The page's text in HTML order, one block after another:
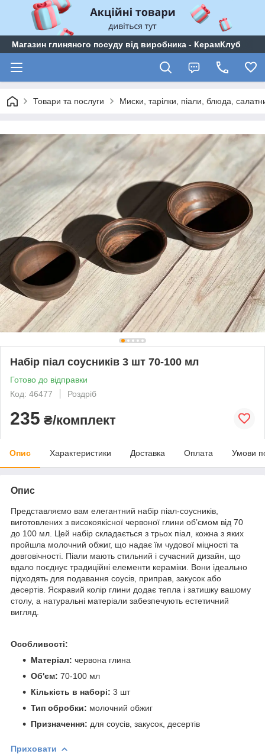
Магазин глиняного посуду від виробника - КерамКлуб
Товари та послуги Миски, тарілки, піали, блюда,
Набір піал соусників 3 шт 70-100 мл
Готово до відправки
Код: 46477
Роздріб
235 ₴/комплект
Опис Характеристики Доставка Оплата Умови
Опис
Представляємо вам елегантний набір піал-соусників,
виготовлених з високоякісної червоної глини об’ємом від 70
до 100 мл. Цей набір складається з трьох піал, кожна з яких
пройшла молочний обжиг, що надає їм чудової міцності та
довговічності. Піали мають стильний і сучасний дизайн, що
вдало поєднує традиційні елементи кераміки. Вони ідеально
підходять для подавання соусів, приправ, закусок або
десертів. Яскравий колір глини додає тепла і затишку вашому
столу, а натуральні матеріали забезпечують естетичний
вигляд.
Особливості:
Матеріал: червона глина
Об'єм: 70-100 мл
Кількість в наборі: 3 шт
Тип обробки: молочний обжиг
Призначення: для соусів, закусок, десертів
Приховати